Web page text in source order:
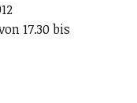
17.30 bis